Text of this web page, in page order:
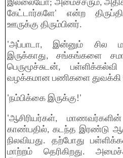
இல்லையோ; அமைச்சரும்,
கேட்டார்களே' என்ற
ஊருக்கு திரும்பினர்.
'அப்பாடா, இன்னும் சில
இருக்காது, சங்கங்களை
பெருமூச்சுடன்,
வழக்கமான பணிகளை
'நம்பிக்கை இருக்கு!'
'ஆசிரியர்கள்,
காண்பதில், கடந்த இரண்டு
நிலவியது. தற்போது
மாற்றம் தெரிகிறது.